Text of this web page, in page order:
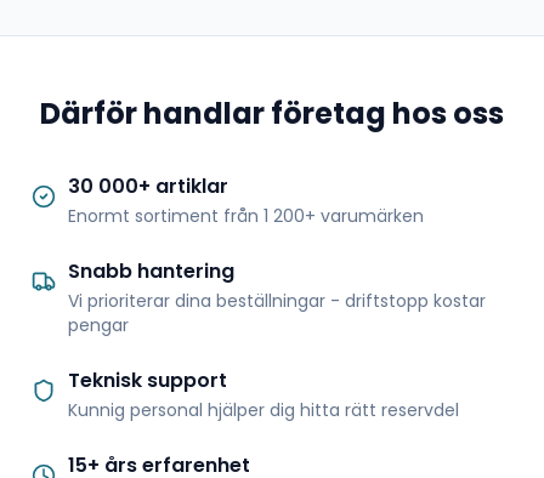
Därför handlar företag hos oss
30 000+ artiklar
Enormt sortiment från 1 200+ varumärken
Snabb hantering
Vi prioriterar dina beställningar - driftstopp kostar
pengar
Teknisk support
Kunnig personal hjälper dig hitta rätt reservdel
15+ års erfarenhet